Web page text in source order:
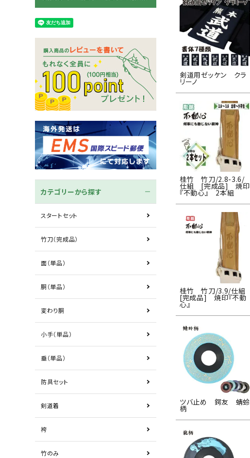
竹刀袋
ネーム/ゼッケン 手ぬぐい
カテゴリーから探す
スタートセット
竹刀（完成品）
面（単品）
胴（単品）
変わり胴
小手（単品）
垂（単品）
防具セット
剣道着
袴
竹のみ
剣道用ゼッケン クラ
リーノ
桂竹 竹刀/2.8-3.6/
仕組 [完成品] 焼印
『不動心』 2本組
桂竹 竹刀/3.9/仕組
[完成品] 焼印『不動
心』
ツバ止め 鍔友 蜻蛉
柄